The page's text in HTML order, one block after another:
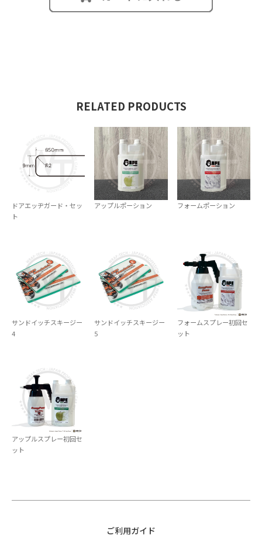
RELATED PRODUCTS
ドアエッヂガード・セッ
ト
アップルポーション フォームポーション
サンドイッチスキージー
4
サンドイッチスキージー
5
フォームスプレー初回セ
ット
アップルスプレー初回セ
ット
ご利用ガイド